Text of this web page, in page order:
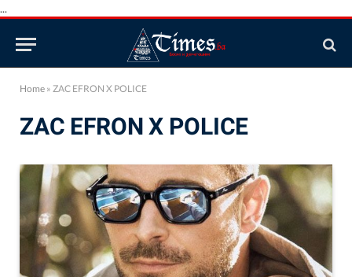
...
Home » ZAC EFRON X POLICE
ZAC EFRON X POLICE